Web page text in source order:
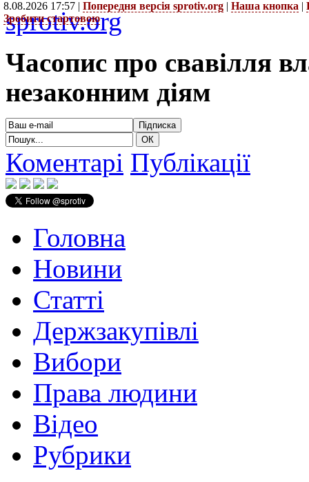
8.08.2026 17:57 | Попередня версія sprotiv.org | Наша кнопка |
Зробити стартовою
sprotiv.org
Часопис про свавілля
незаконним діям
Коментарі Публікації
Головна
Новини
Статті
Держзакупівлі
Вибори
Права людини
Відео
Рубрики